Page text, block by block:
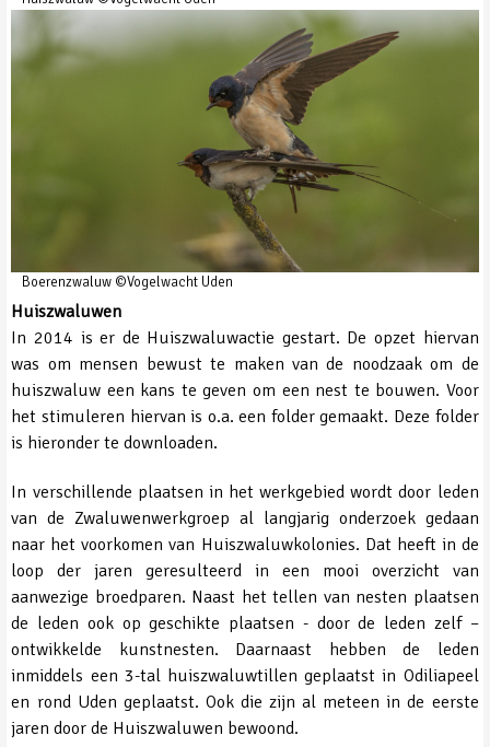
Boerenzwaluw ©Vogelwacht Uden
Huiszwaluwen
In 2014 is er de Huiszwaluwactie gestart. De opzet hiervan
was om mensen bewust te maken van de noodzaak om de
huiszwaluw een kans te geven om een nest te bouwen. Voor
het stimuleren hiervan is o.a. een folder gemaakt. Deze folder
is hieronder te downloaden.
In verschillende plaatsen in het werkgebied wordt door leden
van de Zwaluwenwerkgroep al langjarig onderzoek gedaan
naar het voorkomen van Huiszwaluwkolonies. Dat heeft in de
loop der jaren geresulteerd in een mooi overzicht van
aanwezige broedparen. Naast het tellen van nesten plaatsen
de leden ook op geschikte plaatsen - door de leden zelf –
ontwikkelde kunstnesten. Daarnaast hebben de leden
inmiddels een 3-tal huiszwaluwtillen geplaatst in Odiliapeel
en rond Uden geplaatst. Ook die zijn al meteen in de eerste
jaren door de Huiszwaluwen bewoond.